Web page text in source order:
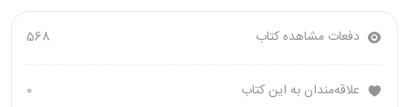
دفعات مشاهده کتاب 568
علاقه‌مندان به این کتاب 0